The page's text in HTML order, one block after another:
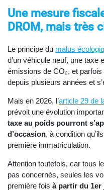
Une mesure
DROM, mais très
Le principe du malus
d’un véhicule neuf, une taxe
émissions de CO₂, et
depuis plusieurs années et
Mais en 2026, l’article 29 de
prévoit une évolution
taxe au poids pourront
d’occasion, à condition
première immatriculation.
Attention toutefois, car tous
pas concernés, seules les
première fois à partir du 1er